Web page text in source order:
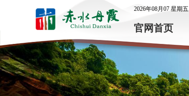
2026年08月07 星期五
官网首页